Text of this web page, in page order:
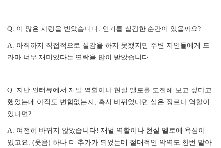
Q. 이 많은 사랑을 받았습니다. 인기를 실감한 순간이 있을까요?
A. 아직까지 직접적으로 실감을 하지 못했지만 주변 지인들에게 드
라마 너무 재미있다는 연락을 많이 받았습니다.
Q. 지난 인터뷰에서 재벌 역할이나 현실 멜로를 도전해 보고 싶다고
했었는데 아직도 변함없는지, 혹시 바뀌었다면 싶은 장르나 역할이
있다면?
A. 여전히 바뀌지 않았습니다! 재벌 역할이나 현실 멜로에 욕심이
있고요. (웃음) 하나 더 추가가 되었는데 절대적인 악역도 한번 맡아